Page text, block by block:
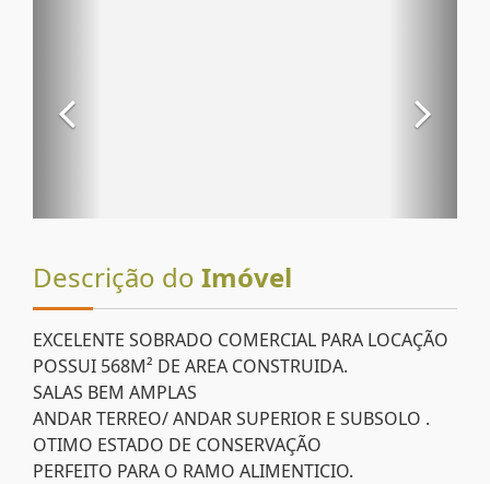
Descrição do Imóvel
EXCELENTE SOBRADO COMERCIAL PARA LOCAÇÃO
POSSUI 568M² DE AREA CONSTRUIDA.
SALAS BEM AMPLAS
ANDAR TERREO/ ANDAR SUPERIOR E SUBSOLO .
OTIMO ESTADO DE CONSERVAÇÃO
PERFEITO PARA O RAMO ALIMENTICIO.